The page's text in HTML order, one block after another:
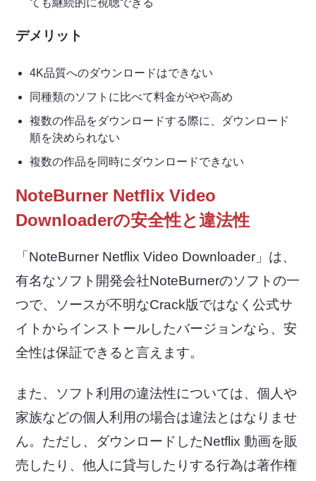
ても継続的に視聴できる
デメリット
4K品質へのダウンロードはできない
同種類のソフトに比べて料金がやや高め
複数の作品をダウンロードする際に、ダウンロード
順を決められない
複数の作品を同時にダウンロードできない
NoteBurner Netflix Video
Downloaderの安全性と違法性
「NoteBurner Netflix Video Downloader」は、
有名なソフト開発会社NoteBurnerのソフトの一
つで、ソースが不明なCrack版ではなく公式サ
イトからインストールしたバージョンなら、安
全性は保証できると言えます。
また、ソフト利用の違法性については、個人や
家族などの個人利用の場合は違法とはなりませ
ん。ただし、ダウンロードしたNetflix 動画を販
売したり、他人に貸与したりする行為は著作権